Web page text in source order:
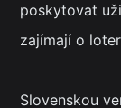
poskytovat
zajímají o
Slovenskou